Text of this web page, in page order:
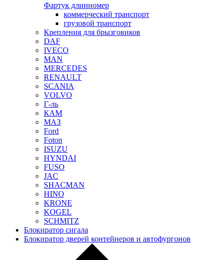
Фартук длинномер
коммерческий транспорт
грузовой транспорт
Крепления для брызговиков
DAF
IVECO
MAN
MERCEDES
RENAULT
SCANIA
VOLVO
Г-ль
КАМ
МАЗ
Ford
Foton
ISUZU
HYNDAI
FUSO
JAC
SHACMAN
HINO
KRONE
KOGEL
SCHMITZ
Блокиратор сигала
Блокиратор дверей контейнеров и автофургонов